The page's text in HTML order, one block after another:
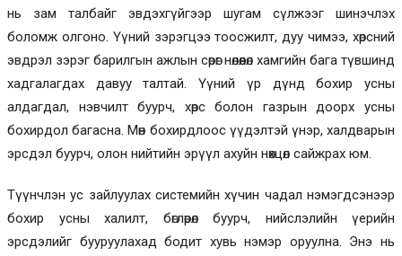
нь зам талбайг эвдэхгүйгээр шугам сүлжээг шинэчлэх
боломж олгоно. Үүний зэрэгцээ тоосжилт, дуу чимээ, хөрсний
эвдрэл зэрэг барилгын ажлын сөрөг нөлөөлөл хамгийн бага түвшинд
хадгалагдах давуу талтай. Үүний үр дүнд бохир усны
алдагдал, нэвчилт буурч, хөрс болон газрын доорх усны
бохирдол багасна. Мөн бохирдлоос үүдэлтэй үнэр, халдварын
эрсдэл буурч, олон нийтийн эрүүл ахуйн нөхцөл сайжрах юм.
Түүнчлэн ус зайлуулах системийн хүчин чадал нэмэгдсэнээр
бохир усны халилт, бөглөрөл буурч, нийслэлийн үерийн
эрсдэлийг бууруулахад бодит хувь нэмэр оруулна. Энэ нь